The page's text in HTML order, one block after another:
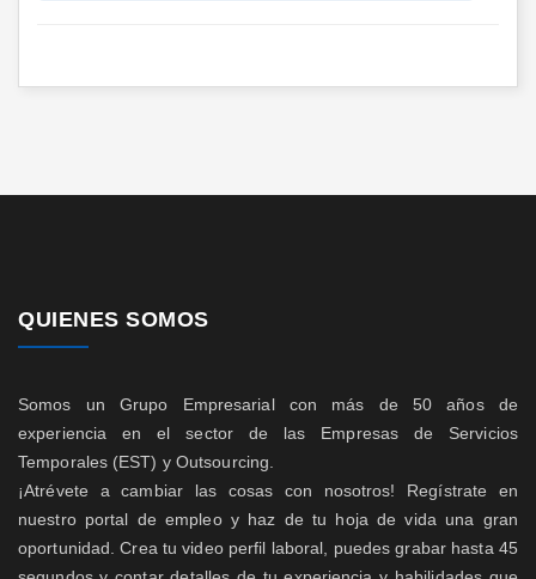
QUIENES SOMOS
Somos un Grupo Empresarial con más de 50 años de
experiencia en el sector de las Empresas de Servicios
Temporales (EST) y Outsourcing.
¡Atrévete a cambiar las cosas con nosotros! Regístrate en
nuestro portal de empleo y haz de tu hoja de vida una gran
oportunidad. Crea tu video perfil laboral, puedes grabar hasta 45